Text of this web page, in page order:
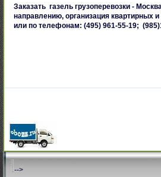
Заказать газель грузоперевозки -
направлению, организация
или по телефонам: (495) 961-55-19;
-->